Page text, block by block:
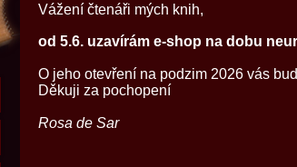
Vážení čtenáři mých knih,
od 5.6. uzavírám e-shop na dobu
O jeho otevření na podzim 2026 vás
Děkuji za pochopení
Rosa de Sar